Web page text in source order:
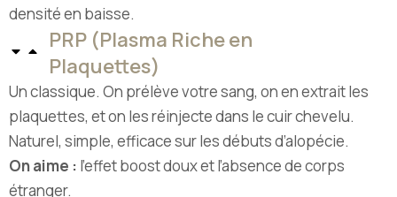
densité en baisse.
PRP (Plasma Riche en
Plaquettes)
Un classique. On prélève votre sang, on en extrait les
plaquettes, et on les réinjecte dans le cuir chevelu.
Naturel, simple, efficace sur les débuts d’alopécie.
On aime : l’effet boost doux et l’absence de corps
étranger.